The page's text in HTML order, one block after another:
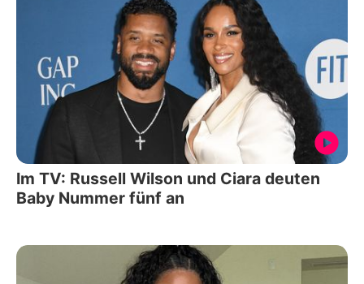
Im TV: Russell Wilson und Ciara deuten
Baby Nummer fünf an